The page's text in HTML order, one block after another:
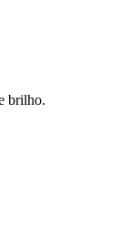
brilho.